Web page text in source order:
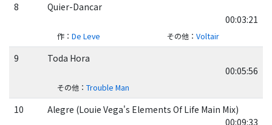
8
Quier-Dancar
00:03:21
作： De Leve その他： Voltair
9
Toda Hora
00:05:56
その他： Trouble Man
10
Alegre (Louie Vega's Elements Of Life Main Mix)
00:09:33